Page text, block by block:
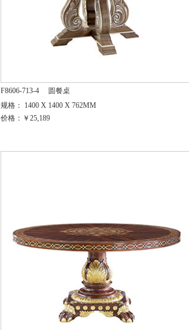
F8606-713-4
圆餐桌
规格： 1400 X 1400 X 762MM
价格：￥25,189